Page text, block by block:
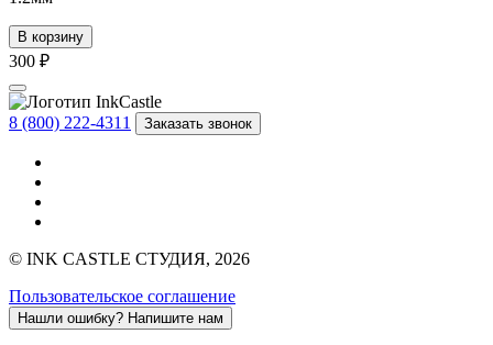
В корзину
300 ₽
8 (800) 222-4311 Заказать звонок
© INK CASTLE СТУДИЯ, 2026
Пользовательское соглашение
Нашли ошибку? Напишите нам